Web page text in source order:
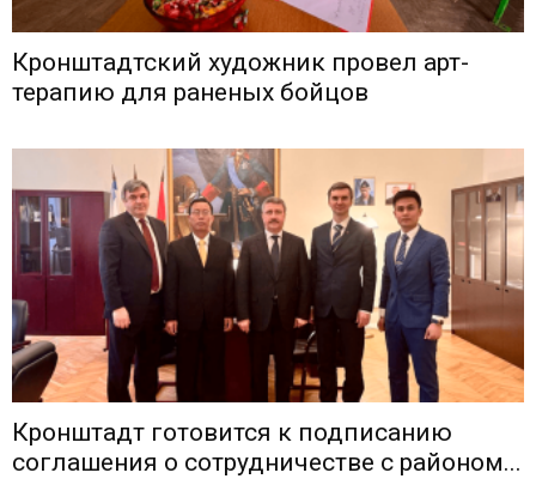
Кронштадтский художник провел арт-
терапию для раненых бойцов
Кронштадт готовится к подписанию
соглашения о сотрудничестве c районом...